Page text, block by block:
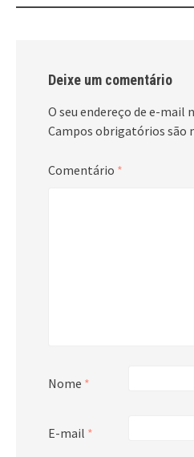
Deixe um comentário
O seu endereço de e-mail
Campos obrigatórios são
Comentário *
Nome *
E-mail *